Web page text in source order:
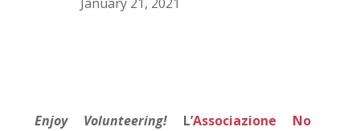
Enjoy Volunteering! L’Associazione No